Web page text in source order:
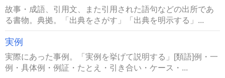
故事・成語、引用文、また引用された語句などの出所であ
る書物。典拠。「出典をさがす」「出典を明示する」...
実例
実際にあった事例。「実例を挙げて説明する」[類語]例・一
例・具体例・例証・たとえ・引き合い・ケース・...